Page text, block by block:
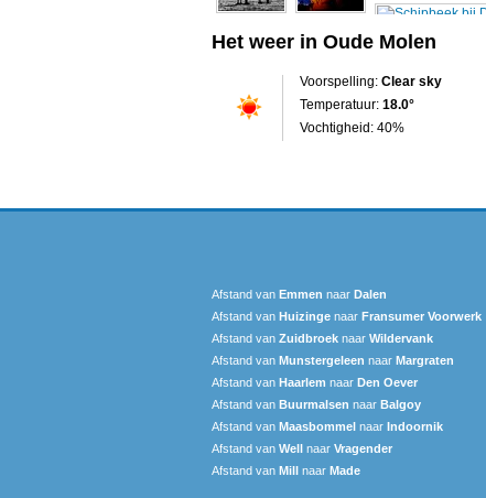
Het weer in Oude Molen
Voorspelling: Clear sky
Temperatuur: 18.0°
Vochtigheid: 40%
Afstand van Emmen naar Dalen
Afstand van Huizinge naar Fransumer Voorwerk
Afstand van Zuidbroek naar Wildervank
Afstand van Munstergeleen naar Margraten
Afstand van Haarlem naar Den Oever
Afstand van Buurmalsen naar Balgoy
Afstand van Maasbommel naar Indoornik
Afstand van Well naar Vragender
Afstand van Mill naar Made